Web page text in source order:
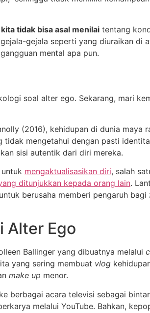
kita tidak bisa asal menilai tentang
gejala seperti yang diuraikan di
mental apa pun.
soal alter ego. Sekarang, mari
(2016), kehidupan di dunia maya
mengetahui dengan pasti
sisi autentik dari diri mereka.
mengaktualisasikan diri, salah
ditunjukkan kepada orang lain.
berusaha memberi pengaruh bagi
Alter Ego
Ballinger yang dibuatnya melalui
yang sering membuat vlog
make up menor.
berbagai acara televisi sebagai
melalui YouTube. Bahkan,